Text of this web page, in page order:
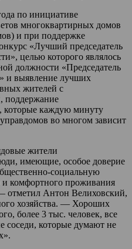
по инициативе
многоквартирных домов
и при поддержке
«Лучший председатель
целью которого являлось
должности «Председатель
и выявление лучших
жителей с
поддержание
которые каждую минуту
во многом зависит
жители
имеющие, особое доверие
социальную
комфортного проживания
отметил Антон Велиховский,
хозяйства. — Хороших
более 3 тыс. человек, все
которые думают не